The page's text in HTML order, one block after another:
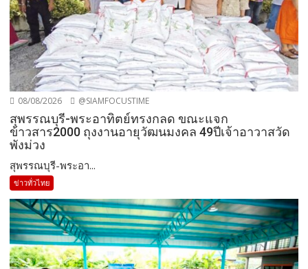
08/08/2026 @SIAMFOCUSTIME
สุพรรณบุรี-พระอาทิตย์ทรงกลด ขณะแจก
ข้าวสาร2000 ถุงงานอายุวัฒนมงคล 49ปีเจ้าอาวาสวัด
พังม่วง
สุพรรณบุรี-พระอา...
ข่าวทั่วไทย